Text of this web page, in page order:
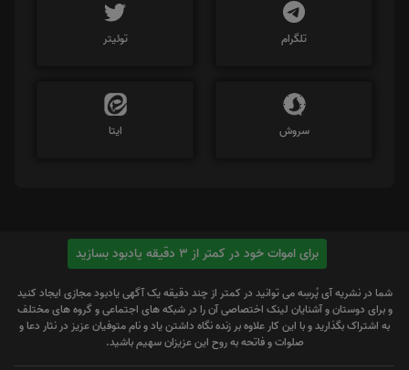
تلگرام توئیتر
سروش ایتا
برای اموات خود در کمتر از 3 دقیقه یادبود بسازید
شما در نشریه آی پُرسِه می توانید در کمتر از چند دقیقه یک آگهی یادبود مجازی ایجاد کنید
و برای دوستان و آشنایان لینک اختصاصی آن را در شبکه های اجتماعی و گروه های مختلف
به اشتراک بگذارید و با این کار علاوه بر زنده نگاه داشتن یاد و نام متوفیان عزیز در نثار دعا و
صلوات و فاتحه به روح این عزیزان سهیم باشید.